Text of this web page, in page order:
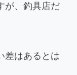
が、釣具店だ
差はあるとは